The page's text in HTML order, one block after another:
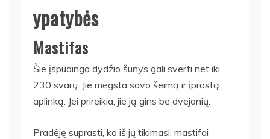
ypatybės
Mastifas
Šie įspūdingo dydžio šunys gali sverti net iki
230 svarų. Jie mėgsta savo šeimą ir įprastą
aplinką. Jei prireikia, jie ją gins be dvejonių.
Pradėję suprasti, ko iš jų tikimasi, mastifai